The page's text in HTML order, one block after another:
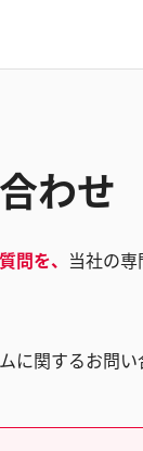
わせ
問を、 当社の専
に関するお問